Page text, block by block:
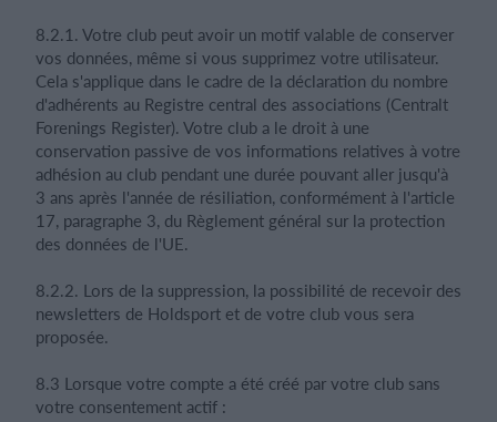
8.2.1. Votre club peut avoir un motif valable de conserver
vos données, même si vous supprimez votre utilisateur.
Cela s'applique dans le cadre de la déclaration du nombre
d'adhérents au Registre central des associations (Centralt
Forenings Register). Votre club a le droit à une
conservation passive de vos informations relatives à votre
adhésion au club pendant une durée pouvant aller jusqu'à
3 ans après l'année de résiliation, conformément à l'article
17, paragraphe 3, du Règlement général sur la protection
des données de l'UE.
8.2.2. Lors de la suppression, la possibilité de recevoir des
newsletters de Holdsport et de votre club vous sera
proposée.
8.3 Lorsque votre compte a été créé par votre club sans
votre consentement actif :